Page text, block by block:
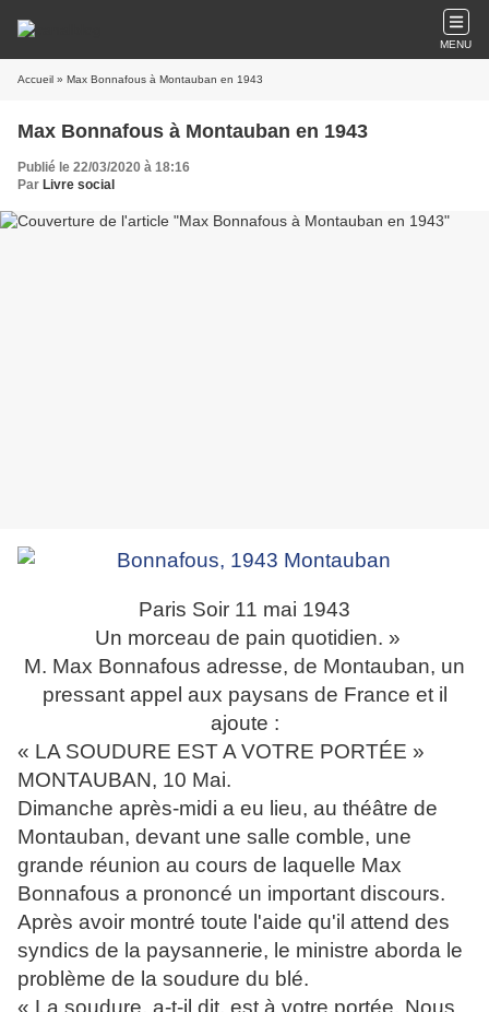
MENU
Accueil » Max Bonnafous à Montauban en 1943
Max Bonnafous à Montauban en 1943
Publié le 22/03/2020 à 18:16
Par Livre social
Paris Soir 11 mai 1943
Un morceau de pain quotidien. »
M. Max Bonnafous adresse, de Montauban, un
pressant appel aux paysans de France et il
ajoute :
« LA SOUDURE EST A VOTRE PORTÉE »
MONTAUBAN, 10 Mai.
Dimanche après-midi a eu lieu, au théâtre de
Montauban, devant une salle comble, une
grande réunion au cours de laquelle Max
Bonnafous a prononcé un important discours.
Après avoir montré toute l'aide qu'il attend des
syndics de la paysannerie, le ministre aborda le
problème de la soudure du blé.
« La soudure, a-t-il dit, est à votre portée. Nous